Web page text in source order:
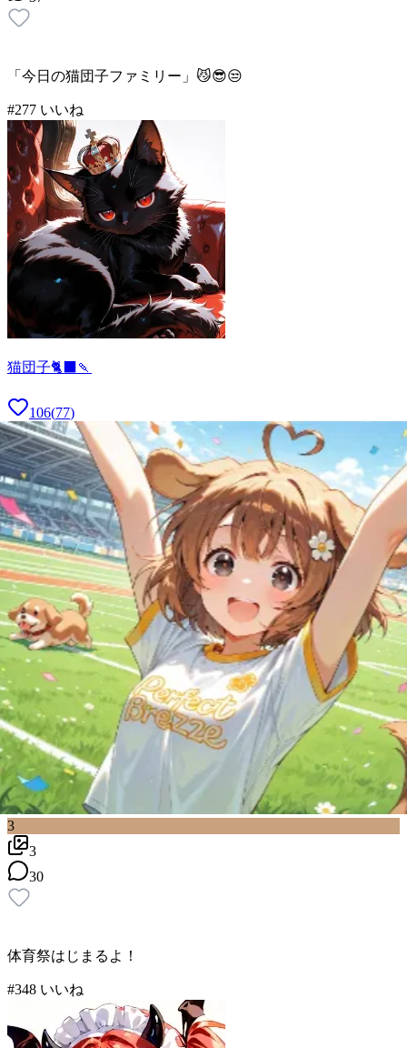
「今日の猫団子ファミリー」😼😎😒
#277 いいね
猫団子🐈‍⬛🍡
106(77)
3
3
30
体育祭はじまるよ！
#348 いいね